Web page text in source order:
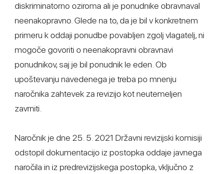
diskriminatorno oziroma ali je ponudnike obravnaval
neenakopravno. Glede na to, da je bil v konkretnem
primeru k oddaji ponudbe povabljen zgolj vlagatelj, ni
mogoče govoriti o neenakopravni obravnavi
ponudnikov, saj je bil ponudnik le eden. Ob
upoštevanju navedenega je treba po mnenju
naročnika zahtevek za revizijo kot neutemeljen
zavrniti.
Naročnik je dne 25. 5. 2021 Državni revizijski komisiji
odstopil dokumentacijo iz postopka oddaje javnega
naročila in iz predrevizijskega postopka, vključno z